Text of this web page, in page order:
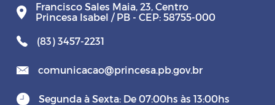
Francisco Sales Maia, 23, Centro
Princesa Isabel / PB - CEP: 58755-000
(83) 3457-2231
comunicacao@princesa.pb.gov.br
Segunda à Sexta: De 07:00hs às 13:00hs